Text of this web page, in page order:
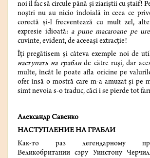
noi îl fac să circule până și ziariștii cu ștaif!
noștri nu au nicio îndoială în ceea ce
corectă și-l frecventează cu mult zel,
expresie idioată: a pune macaroane pe
cuvinte, evident, de aceeași extracție!
Îți pregătisem și câteva exemple noi de
наступать на граблиde către ruși, dar
multe, încât le poate afla oricine pe
ofer însă o mostră care m-a amuzat și pe
simt nevoia s-o traduc, căci i se pierde tot
Александр Савенко
НАСТУПЛЕНИЕ НА ГРАБЛИ
Как-то раз легендарному
Великобритании сэру Уинстону